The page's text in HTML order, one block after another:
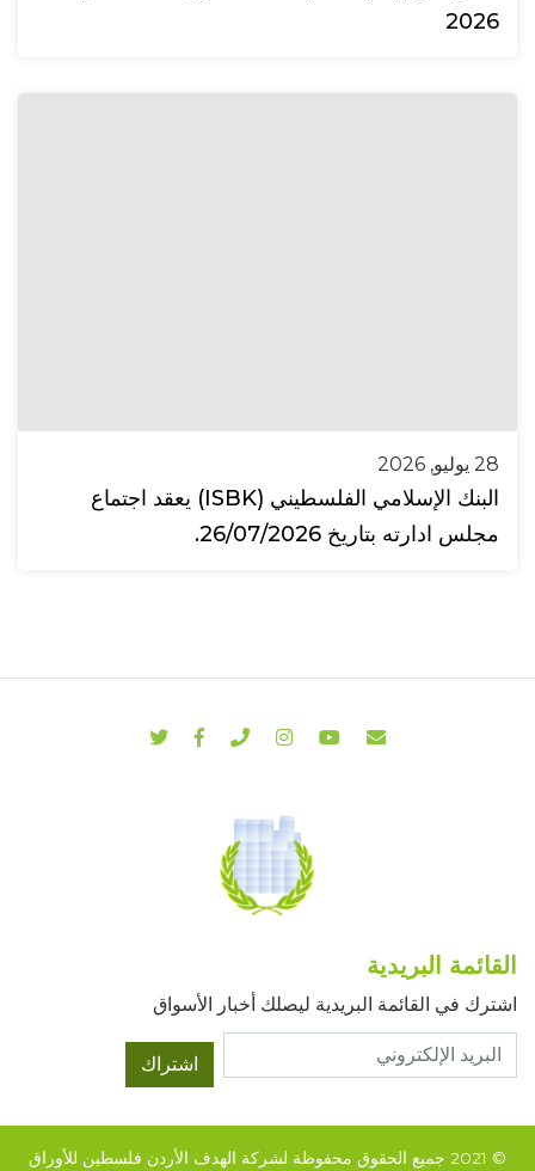
2026
28 يوليو, 2026
البنك الإسلامي الفلسطيني (ISBK) يعقد اجتماع
مجلس ادارته بتاريخ 26/07/2026.
القائمة البريدية
اشترك في القائمة البريدية ليصلك أخبار الأسواق
اشتراك
© 2021 جميع الحقوق محفوظة لشركة الهدف الأردن فلسطين للأوراق